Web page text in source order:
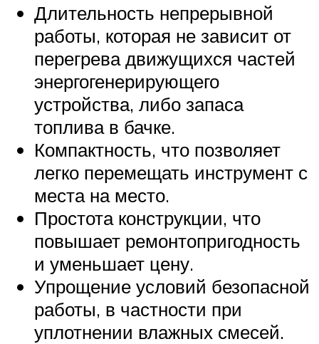
Длительность непрерывной
работы, которая не зависит от
перегрева движущихся частей
энергогенерирующего
устройства, либо запаса
топлива в бачке.
Компактность, что позволяет
легко перемещать инструмент с
места на место.
Простота конструкции, что
повышает ремонтопригодность
и уменьшает цену.
Упрощение условий безопасной
работы, в частности при
уплотнении влажных смесей.